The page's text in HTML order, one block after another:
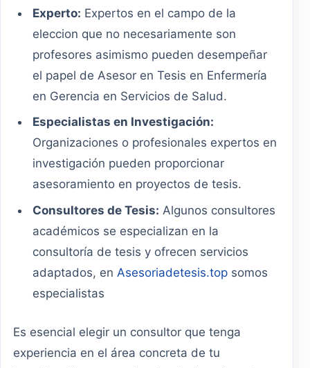
Experto: Expertos en el campo de la
eleccion que no necesariamente son
profesores asimismo pueden desempeñar
el papel de Asesor en Tesis en Enfermería
en Gerencia en Servicios de Salud.
Especialistas en Investigación:
Organizaciones o profesionales expertos en
investigación pueden proporcionar
asesoramiento en proyectos de tesis.
Consultores de Tesis: Algunos consultores
académicos se especializan en la
consultoría de tesis y ofrecen servicios
adaptados, enAsesoriadetesis.top somos
especialistas
Es esencial elegir un consultor que tenga
experiencia en el área concreta de tu